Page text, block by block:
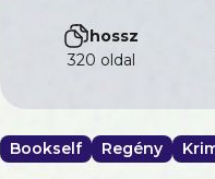
hossz
320 oldal
Bookself Regény